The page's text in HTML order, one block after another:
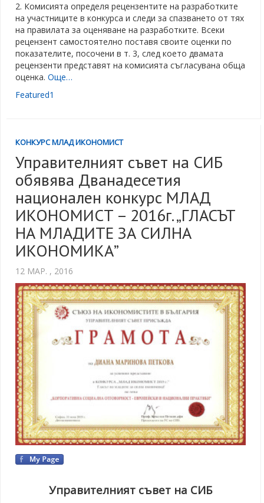
2. Комисията определя рецензентите на разработките
на участниците в конкурса и следи за спазването от тях
на правилата за оценяване на разработките. Всеки
рецензент самостоятелно поставя своите оценки по
показателите, посочени в т. 3, след което двамата
рецензенти представят на комисията съгласувана обща
оценка. Още…
Featured1
КОНКУРС МЛАД ИКОНОМИСТ
Управителният съвет на СИБ
обявява Дванадесетия
национален конкурс МЛАД
ИКОНОМИСТ – 2016г. „ГЛАСЪТ
НА МЛАДИТЕ ЗА СИЛНА
ИКОНОМИКА”
12 МАР. , 2016
Управителният съвет на СИБ